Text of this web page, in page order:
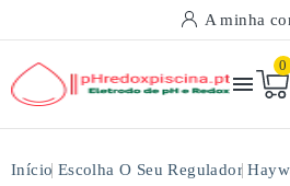
A minha

0
Início Escolha O Seu Regulador